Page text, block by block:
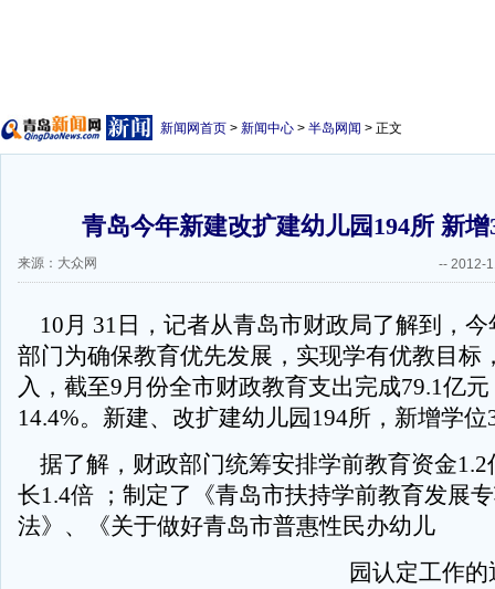
新闻网首页 > 新闻中心 > 半岛网闻 > 正文
青岛今年新建改扩建幼儿园194所 新增
来源：大众网 -- 2012-
10月 31日，记者从青岛市财政局了解到，
部门为确保教育优先发展，实现学有优教目标
入，截至9月份全市财政教育支出完成79.1亿
14.4%。新建、改扩建幼儿园194所，新增学位
据了解，财政部门统筹安排学前教育资金1.2
长1.4倍 ；制定了《青岛市扶持学前教育发展
法》、《关于做好青岛市普惠性民办幼儿
园认定工作